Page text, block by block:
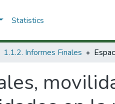
Statistics
1.1.2. Informes Finales